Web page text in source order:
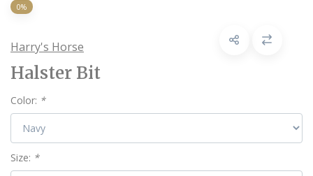
0%
Harry's Horse
Halster Bit
Color: *
Size: *